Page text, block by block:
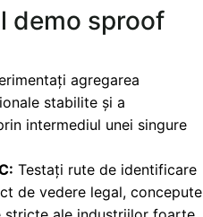
demo sproof
agregarea
stabilite și a
intermediul unei singure
Testați rute de identificare
de vedere legal, concepute